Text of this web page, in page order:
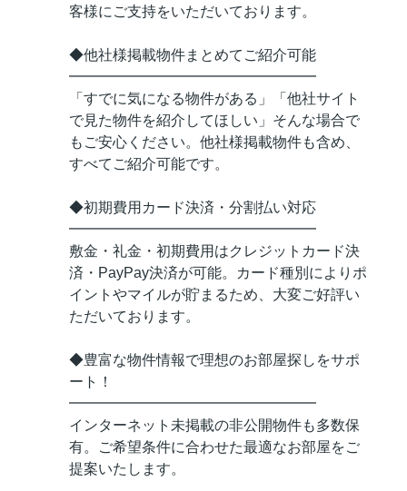
客様にご支持をいただいております。
◆他社様掲載物件まとめてご紹介可能
━━━━━━━━━━━━━━━━━
「すでに気になる物件がある」「他社サイト
で見た物件を紹介してほしい」そんな場合で
もご安心ください。他社様掲載物件も含め、
すべてご紹介可能です。
◆初期費用カード決済・分割払い対応
━━━━━━━━━━━━━━━━━
敷金・礼金・初期費用はクレジットカード決
済・PayPay決済が可能。カード種別によりポ
イントやマイルが貯まるため、大変ご好評い
ただいております。
◆豊富な物件情報で理想のお部屋探しをサポ
ート！
━━━━━━━━━━━━━━━━━
インターネット未掲載の非公開物件も多数保
有。ご希望条件に合わせた最適なお部屋をご
提案いたします。